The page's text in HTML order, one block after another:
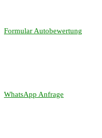
Formular Autobewertung
WhatsApp Anfrage